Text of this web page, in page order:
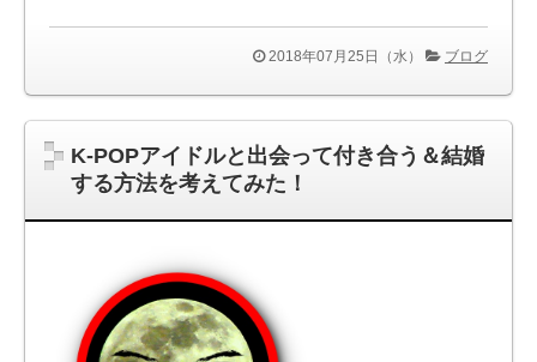
2018年07月25日（水） ブログ
K-POPアイドルと出会って付き合う＆結婚
する方法を考えてみた！